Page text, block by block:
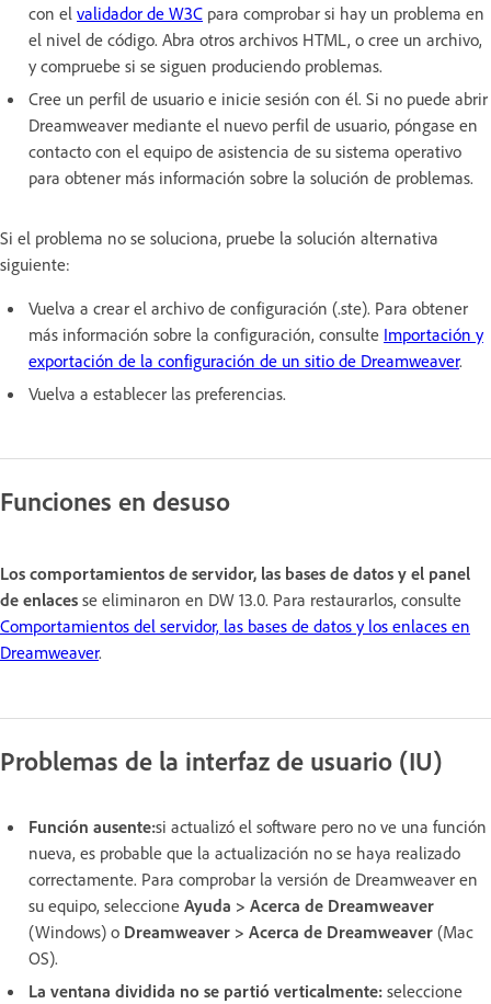
con el validador de W3C para comprobar si hay un problema en
el nivel de código. Abra otros archivos HTML, o cree un archivo,
y compruebe si se siguen produciendo problemas.
Cree un perfil de usuario e inicie sesión con él. Si no puede abrir
Dreamweaver mediante el nuevo perfil de usuario, póngase en
contacto con el equipo de asistencia de su sistema operativo
para obtener más información sobre la solución de problemas.
Si el problema no se soluciona, pruebe la solución alternativa
siguiente:
Vuelva a crear el archivo de configuración (.ste). Para obtener
más información sobre la configuración, consulte Importación y
exportación de la configuración de un sitio de Dreamweaver.
Vuelva a establecer las preferencias.
Funciones en desuso
Los comportamientos de servidor, las bases de datos y el panel
de enlaces se eliminaron en DW 13.0. Para restaurarlos, consulte
Comportamientos del servidor, las bases de datos y los enlaces en
Dreamweaver.
Problemas de la interfaz de usuario (IU)
Función ausente:si actualizó el software pero no ve una función
nueva, es probable que la actualización no se haya realizado
correctamente. Para comprobar la versión de Dreamweaver en
su equipo, seleccione Ayuda > Acerca de Dreamweaver
(Windows) o Dreamweaver > Acerca de Dreamweaver (Mac
OS).
La ventana dividida no se partió verticalmente: seleccione